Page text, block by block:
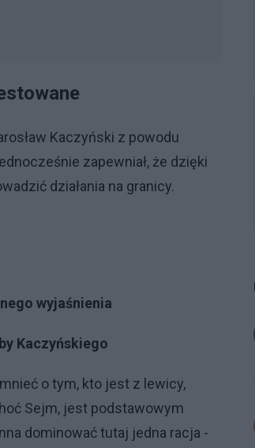
Kaczyński z powodu
zapewniał, że dzięki
działania na granicy.
wyjaśnienia
Kaczyńskiego
o tym, kto jest z lewicy,
Sejm, jest podstawowym
dominować tutaj jedna racja -